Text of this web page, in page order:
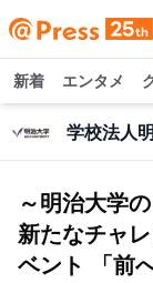
新着 エンタメ
学校法人
～明治大学
新たなチャ
ベント 「前